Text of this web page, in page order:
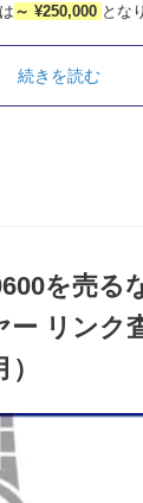
～ ¥250,000 とな
続きを読む
を売る
ー リンク